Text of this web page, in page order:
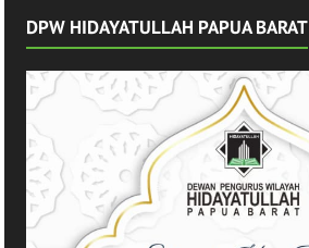
DPW HIDAYATULLAH PAPUA BARAT